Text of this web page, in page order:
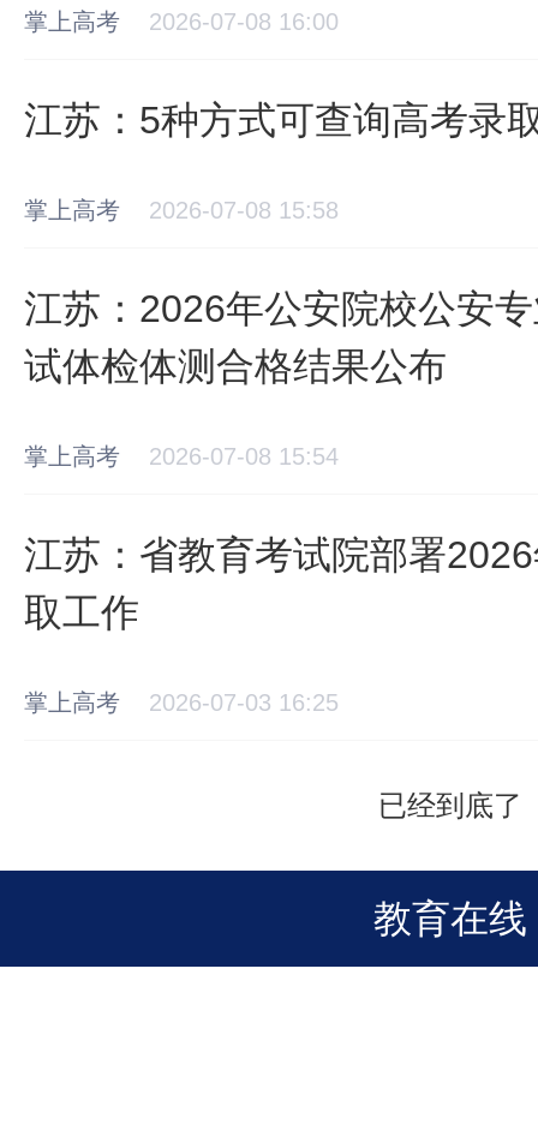
掌上高考 2026-07-08 16:00
江苏：5种方式可查询高考录
掌上高考 2026-07-08 15:58
江苏：2026年公安院校公安
试体检体测合格结果公布
掌上高考 2026-07-08 15:54
江苏：省教育考试院部署
取工作
掌上高考 2026-07-03 16:25
已经到底了
教育在线